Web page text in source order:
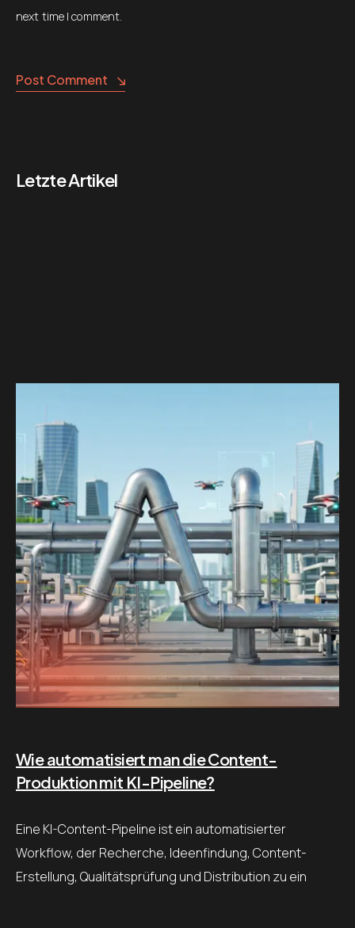
next time I comment.
Post Comment
Letzte Artikel
Wie automatisiert man die Content-
Produktion mit KI-Pipeline?
Eine KI-Content-Pipeline ist ein automatisierter
Workflow, der Recherche, Ideenfindung, Content-
Erstellung, Qualitätsprüfung und Distribution zu ein